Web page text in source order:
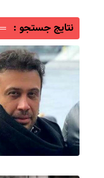
نتایج جستجو :